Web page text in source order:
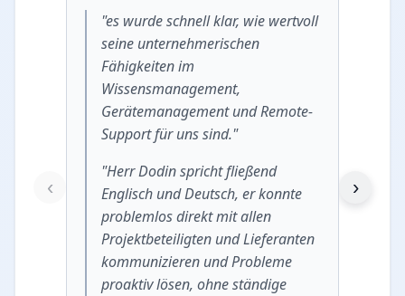
‹
"es wurde schnell klar, wie wertvoll
seine unternehmerischen
Fähigkeiten im
Wissensmanagement,
Gerätemanagement und Remote-
Support für uns sind."
"Herr Dodin spricht fließend
Englisch und Deutsch, er konnte
problemlos direkt mit allen
Projektbeteiligten und Lieferanten
kommunizieren und Probleme
proaktiv lösen, ohne ständige
›